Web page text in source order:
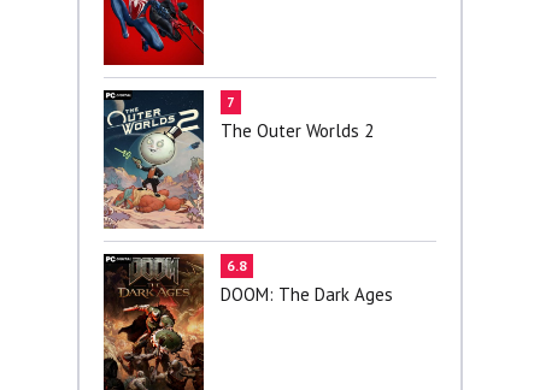
7
The Outer Worlds 2
6.8
DOOM: The Dark Ages